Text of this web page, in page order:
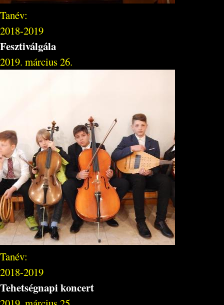
Tanév:
2018-2019
Fesztiválgála
2019. március 26.
Tanév:
2018-2019
Tehetségnapi koncert